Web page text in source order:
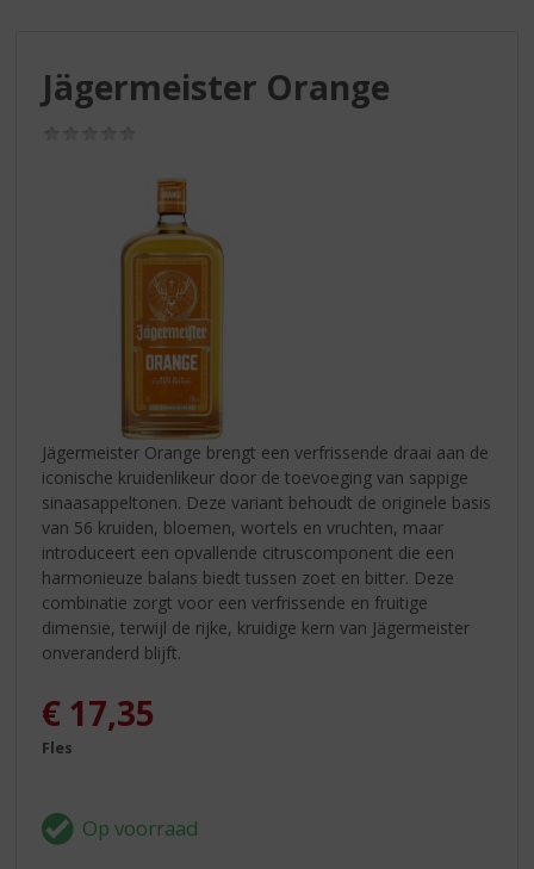
Jägermeister Orange
Jägermeister Orange brengt een verfrissende draai aan de
iconische kruidenlikeur door de toevoeging van sappige
sinaasappeltonen. Deze variant behoudt de originele basis
van 56 kruiden, bloemen, wortels en vruchten, maar
introduceert een opvallende citruscomponent die een
harmonieuze balans biedt tussen zoet en bitter. Deze
combinatie zorgt voor een verfrissende en fruitige
dimensie, terwijl de rijke, kruidige kern van Jägermeister
onveranderd blijft.
€ 17,35
Fles